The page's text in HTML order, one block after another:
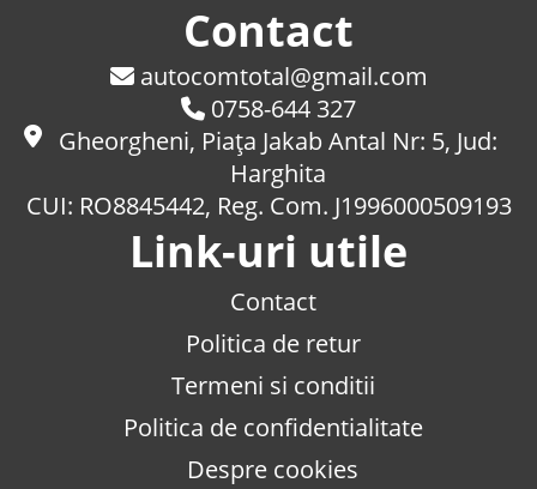
Contact
autocomtotal@gmail.com
0758-644 327
Gheorgheni, Piaţa Jakab Antal Nr: 5, Jud:
Harghita
CUI: RO8845442, Reg. Com. J1996000509193
Link-uri utile
Contact
Politica de retur
Termeni si conditii
Politica de confidentialitate
Despre cookies